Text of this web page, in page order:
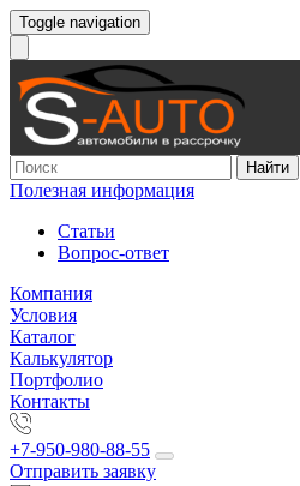
Toggle navigation
Найти
Полезная информация
Статьи
Вопрос-ответ
Компания
Условия
Каталог
Калькулятор
Портфолио
Контакты
+7-950-980-88-55
Отправить заявку